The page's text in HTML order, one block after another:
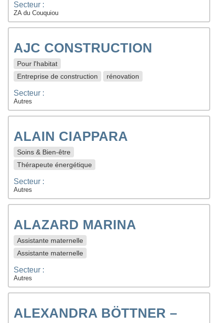
Secteur :
ZA du Couquiou
AJC CONSTRUCTION
Pour l'habitat
Entreprise de construction
rénovation
Secteur :
Autres
ALAIN CIAPPARA
Soins & Bien-être
Thérapeute énergétique
Secteur :
Autres
ALAZARD MARINA
Assistante maternelle
Assistante maternelle
Secteur :
Autres
ALEXANDRA BÖTTNER –